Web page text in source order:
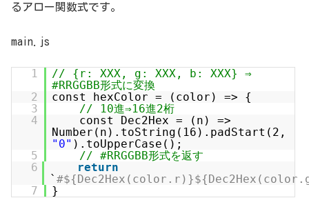
るアロー関数式です。
main.js
1
// {r: XXX, g: XXX, b: XXX} ⇒
#RRGGBB形式に変換
2
const hexColor = (color) => {
3
// 10進⇒16進2桁
4
const Dec2Hex = (n) =>
Number(n).toString(16).padStart(2,
"0" ).toUpperCase();
5
// #RRGGBB形式を返す
6
return
`
7
}